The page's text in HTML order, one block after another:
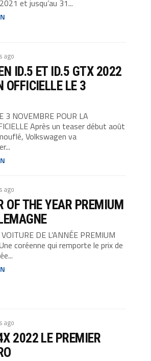
et jusqu’au 31...
ago
ID.5 ET ID.5 GTX 2022
OFFICIELLE LE 3
3 NOVEMBRE POUR LA
Après un teaser début août
Volkswagen va
ago
OF THE YEAR PREMIUM
DE L’ANNÉE PREMIUM
coréenne qui remporte le prix de
ago
2022 LE PREMIER